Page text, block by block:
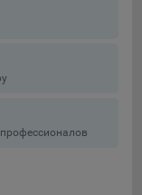
более года;
аналитических
Общества и не
хранятся во